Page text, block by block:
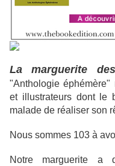
La marguerite
"Anthologie
et illustrateurs dont le
malade de réaliser son
Nous sommes 103 à
Notre marguerite a